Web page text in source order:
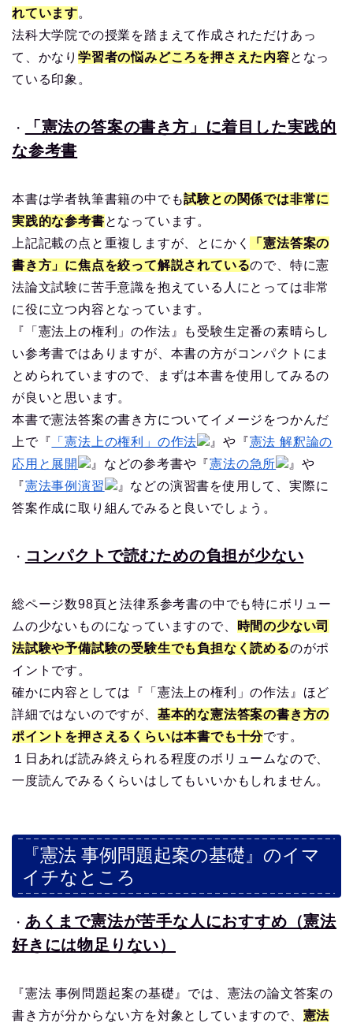
れています。
法科大学院での授業を踏まえて作成されただけあっ
て、かなり 学習者の悩みどころを押さえた内容となっ
ている印象。
・
「憲法の答案の書き方」に着目した実践的
な参考書
本書は学者執筆書籍の中でも試験との関係では非常に
実践的な参考書となっています。
上記記載の点と重複しますが、とにかく
「憲法答案の
書き方」に焦点を絞って解説されているので、特に憲
法論文試験に苦手意識を抱えている人にとっては非常
に役に立つ内容となっています。
『「憲法上の権利」の作法』も受験生定番の素晴らし
い参考書ではありますが、本書の方がコンパクトにま
とめられていますので、まずは本書を使用してみるの
が良いと思います。
本書で憲法答案の書き方についてイメージをつかんだ
上で『 「憲法上の権利」の作法 』や『憲法 解釈論の
応用と展開
』などの参考書や『憲法の急所
』や
『憲法事例演習
』などの演習書を使用して、実際に
答案作成に取り組んでみると良いでしょう。
・ コンパクトで読むための負担が少ない
総ページ数98頁と法律系参考書の中でも特にボリュー
ムの少ないものになっていますので、
時間の少ない司
法試験や予備試験の受験生でも負担なく読めるのがポ
イントです。
確かに内容としては『「憲法上の権利」の作法』ほど
詳細ではないのですが、 基本的な憲法答案の書き方の
ポイントを押さえるくらいは本書でも十分です。
１日あれば読み終えられる程度のボリュームなので、
一度読んでみるくらいはしてもいいかもしれません。
『憲法 事例問題起案の基礎』のイマ
イチなところ
・ あくまで憲法が苦手な人におすすめ（憲法
好きには物足りない）
『憲法 事例問題起案の基礎』では、憲法の論文答案の
書き方が分からない方を対象としていますので、 憲法